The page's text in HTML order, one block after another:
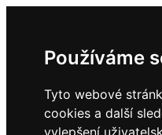
Používáme
Tyto webové
cookies a další
vylepšení